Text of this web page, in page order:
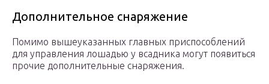
Дополнительное снаряжение
Помимо вышеуказанных главных приспособлений
для управления лошадью у всадника могут появиться
прочие дополнительные снаряжения.